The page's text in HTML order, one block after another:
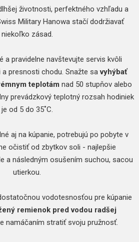
životnosti, perfektného vzhľadu a
Military Hanowa stačí dodržiavať
niekoľko zásad.
a pravidelne navštevujte servis kvôli
presnosti chodu. Snažte savyhýbať
teplotám nad 50 stupňov alebo
prevádzkový teplotný rozsah hodiniek
je od 5 do 35˚C.
aj na kúpanie, potrebujú po pobyte v
očistiť od zbytkov soli - najlepšie
a následným osušením suchou, sacou
utierkou.
vodotesnosťou pre kúpanie
remienok pred vodou radšej
namáčaním stratiť svoju pružnosť.